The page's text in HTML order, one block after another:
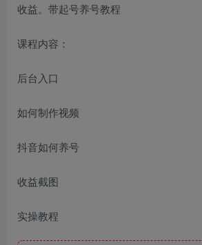
收益。带起号养号教程
课程内容：
后台入口
如何制作视频
抖音如何养号
收益截图
实操教程